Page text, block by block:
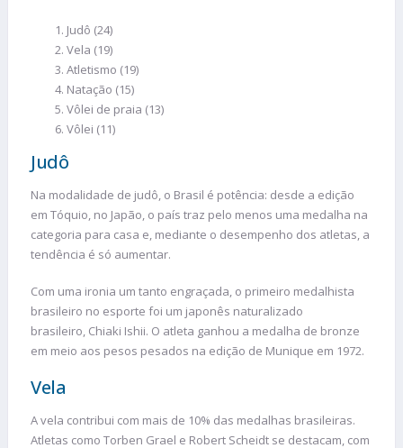
Judô (24)
Vela (19)
Atletismo (19)
Natação (15)
Vôlei de praia (13)
Vôlei (11)
Judô
Na modalidade de judô, o Brasil é potência: desde a edição
em Tóquio, no Japão, o país traz pelo menos uma medalha na
categoria para casa e, mediante o desempenho dos atletas, a
tendência é só aumentar.
Com uma ironia um tanto engraçada, o primeiro medalhista
brasileiro no esporte foi um japonês naturalizado
brasileiro, Chiaki Ishii. O atleta ganhou a medalha de bronze
em meio aos pesos pesados na edição de Munique em 1972.
Vela
A vela contribui com mais de 10% das medalhas brasileiras.
Atletas como Torben Grael e Robert Scheidt se destacam, com